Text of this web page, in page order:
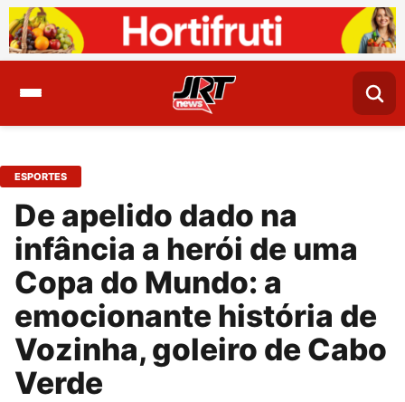
ESPORTES
De apelido dado na
infância a herói de uma
Copa do Mundo: a
emocionante história de
Vozinha, goleiro de Cabo
Verde